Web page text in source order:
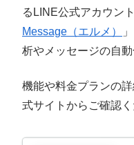
るLINE公式アカウン
Message（エルメ）
析やメッセージの自
機能や料金プランの
式サイトからご確認く